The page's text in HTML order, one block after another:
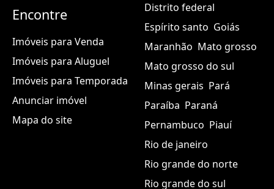
Encontre
Imóveis para Venda
Imóveis para Aluguel
Imóveis para Temporada
Anunciar imóvel
Mapa do site
Distrito federal
Espírito santo Goiás
Maranhão Mato grosso
Mato grosso do sul
Minas gerais Pará
Paraíba Paraná
Pernambuco Piauí
Rio de janeiro
Rio grande do norte
Rio grande do sul